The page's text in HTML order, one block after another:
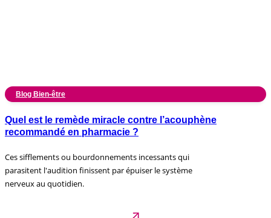
Blog Bien-être
Quel est le remède miracle contre l’acouphène
recommandé en pharmacie ?
Ces sifflements ou bourdonnements incessants qui
parasitent l'audition finissent par épuiser le système
nerveux au quotidien.